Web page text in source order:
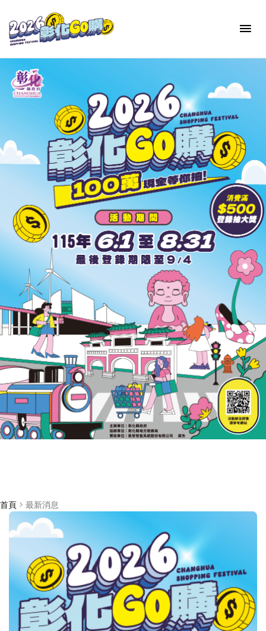
首頁 > 最新消息